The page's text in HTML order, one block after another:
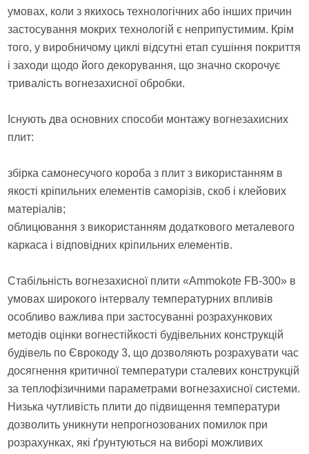
умовах, коли з якихось технологічних або інших причин
застосування мокрих технологій є неприпустимим. Крім
того, у виробничому циклі відсутні етап сушіння покриття
і заходи щодо його декорування, що значно скорочує
тривалість вогнезахисної обробки.
Існують два основних способи монтажу вогнезахисних
плит:
збірка самонесучого короба з плит з використанням в
якості кріпильних елементів саморізів, скоб і клейових
матеріалів;
облицювання з використанням додаткового металевого
каркаса і відповідних кріпильних елементів.
Стабільність вогнезахисної плити «Ammokote FB-300» в
умовах широкого інтервалу температурних впливів
особливо важлива при застосуванні розрахункових
методів оцінки вогнестійкості будівельних конструкцій
будівель по Єврокоду 3, що дозволяють розрахувати час
досягнення критичної температури сталевих конструкцій
за теплофізичними параметрами вогнезахисної системи.
Низька чутливість плити до підвищення температури
дозволить уникнути непрогнозованих помилок при
розрахунках, які ґрунтуються на виборі можливих